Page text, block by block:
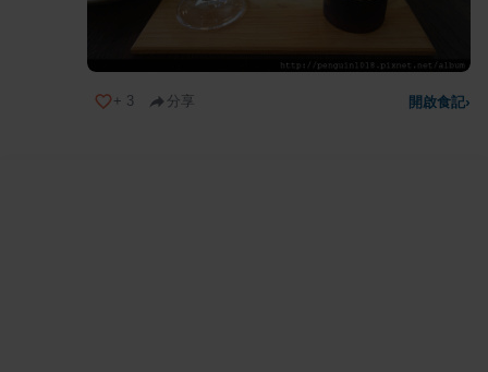
+ 3 分享 開啟食記›